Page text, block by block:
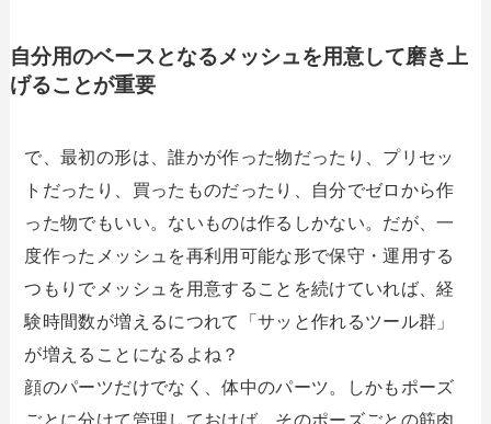
自分用のベースとなるメッシュを用意して磨き上
げることが重要
で、最初の形は、誰かが作った物だったり、プリセッ
トだったり、買ったものだったり、自分でゼロから作
った物でもいい。ないものは作るしかない。だが、一
度作ったメッシュを再利用可能な形で保守・運用する
つもりでメッシュを用意することを続けていれば、経
験時間数が増えるにつれて「サッと作れるツール群」
が増えることになるよね？
顔のパーツだけでなく、体中のパーツ。しかもポーズ